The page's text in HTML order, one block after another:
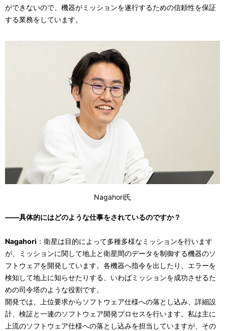
ができないので、機器がミッションを遂行するための信頼性を保証
する業務をしています。
Nagahori氏
――具体的にはどのような仕事をされているのですか？
Nagahori ：衛星は目的によって多種多様なミッションを行います
が、ミッションに関して地上と衛星間のデータを制御する機器のソ
フトウェアを開発しています。各機器へ指令を出したり、エラーを
検知して地上に知らせたりする、いわばミッションを成功させるた
めの司令塔のような役割です。
開発では、上位要求からソフトウェア仕様への落とし込み、詳細設
計、検証と一連のソフトウェア開発プロセスを行います。私は主に
上流のソフトウェア仕様への落とし込みを担当していますが、その